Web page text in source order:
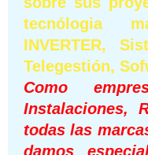
tecnólogia
INVERTER,
Telegestión,
Como
Instalaciones,
todas las
damos